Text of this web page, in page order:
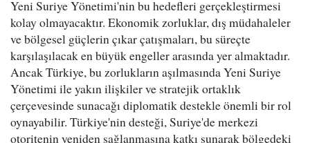
Yeni Suriye Yönetimi'nin bu hedefleri gerçekleştirmesi
kolay olmayacaktır. Ekonomik zorluklar, dış müdahaleler
ve bölgesel güçlerin çıkar çatışmaları, bu süreçte
karşılaşılacak en büyük engeller arasında yer almaktadır.
Ancak Türkiye, bu zorlukların aşılmasında Yeni Suriye
Yönetimi ile yakın ilişkiler ve stratejik ortaklık
çerçevesinde sunacağı diplomatik destekle önemli bir rol
oynayabilir. Türkiye'nin desteği, Suriye'de merkezi
otoritenin yeniden sağlanmasına katkı sunarak bölgedeki